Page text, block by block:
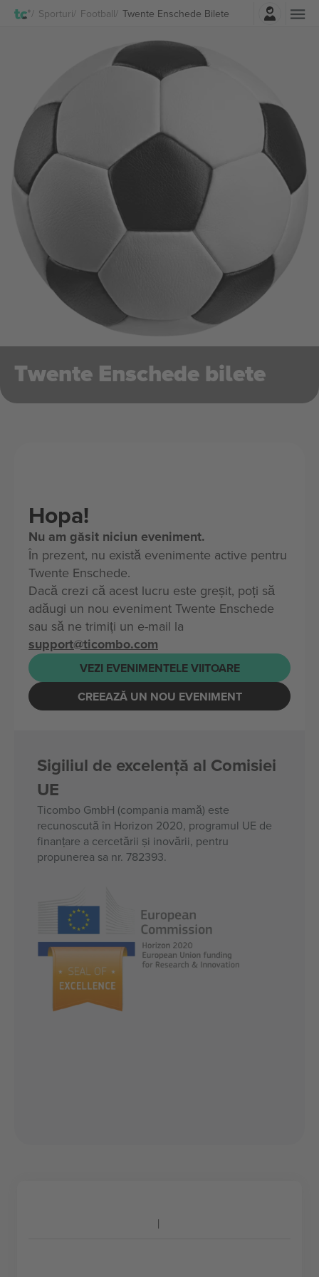
Sporturi Football Twente Enschede Bilete
Autentificare
Twente Enschede bilete
Hopa!
Nu am găsit niciun eveniment.
În prezent, nu există evenimente active pentru
Twente Enschede.
Dacă crezi că acest lucru este greșit, poți să
adăugi un nou eveniment Twente Enschede
sau să ne trimiți un e-mail la
support@ticombo.com
VEZI EVENIMENTELE VIITOARE
CREEAZĂ UN NOU EVENIMENT
Sigiliul de excelență al Comisiei
UE
Ticombo GmbH (compania mamă) este
recunoscută în Horizon 2020, programul UE de
finanțare a cercetării și inovării, pentru
propunerea sa nr. 782393.